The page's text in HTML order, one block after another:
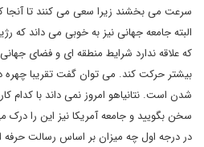
سرعت می بخشند زیرا سعی می کنند تا آنجا
البته جامعه جهانی نیز به خوبی می داند که
که علاقه ندارد شرایط منطقه ای و فضای
بیشتر حرکت کند. می توان گفت تقریبا چهره
شدن است. نتانیاهو امروز نمی داند با کدام
سخن بگویید و جامعه آمریکا نیز این را درک
در درجه اول چه میزان بر اساس رسالت